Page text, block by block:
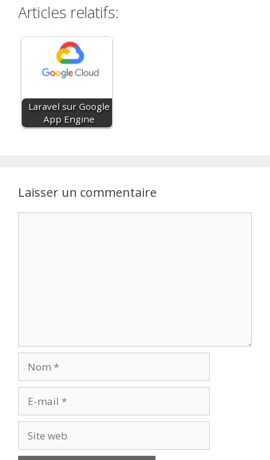
Articles relatifs:
Laravel sur Google
App Engine
Laisser un commentaire
mail
web